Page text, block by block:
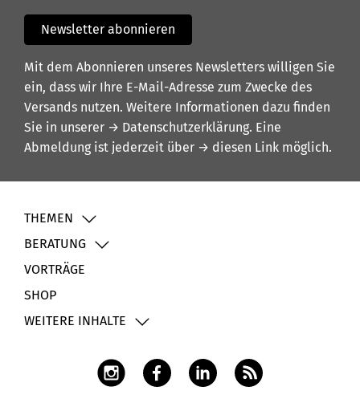
Newsletter abonnieren
Mit dem Abonnieren unseres Newsletters willigen Sie
ein, dass wir Ihre E-Mail-Adresse zum Zwecke des
Versands nutzen. Weitere Informationen dazu finden
Sie in unserer → Datenschutzerklärung. Eine
Abmeldung ist jederzeit über → diesen Link möglich.
THEMEN
BERATUNG
VORTRÄGE
SHOP
WEITERE INHALTE